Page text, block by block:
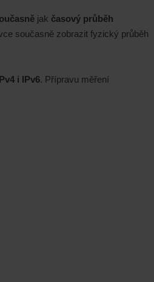
jak časový průběh
současně zobrazit fyzický průběh
i IPv6. Přípravu měření